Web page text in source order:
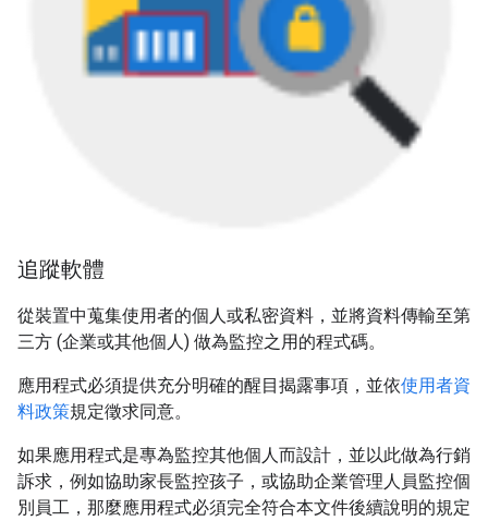
追蹤軟體
從裝置中蒐集使用者的個人或私密資料，並將資料傳輸至第
三方 (企業或其他個人) 做為監控之用的程式碼。
應用程式必須提供充分明確的醒目揭露事項，並依使用者資
料政策規定徵求同意。
如果應用程式是專為監控其他個人而設計，並以此做為行銷
訴求，例如協助家長監控孩子，或協助企業管理人員監控個
別員工，那麼應用程式必須完全符合本文件後續說明的規定